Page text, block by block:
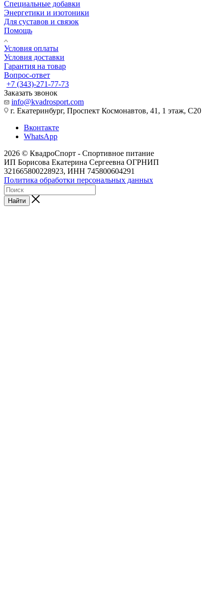
Специальные добавки
Энергетики и изотоники
Для суставов и связок
Помощь
Условия оплаты
Условия доставки
Гарантия на товар
Вопрос-ответ
+7 (343)-271-77-73
Заказать звонок
info@kvadrosport.com
г. Екатеринбург, Проспект Космонавтов, 41, 1 этаж, С20
Вконтакте
WhatsApp
2026 © КвадроСпорт - Спортивное питание
ИП Борисова Екатерина Сергеевна ОГРНИП
321665800228923, ИНН 745800604291
Политика обработки персональных данных
Найти